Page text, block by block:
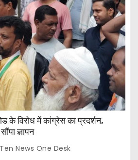
के विरोध में कांग्रेस का प्रदर्शन,
ज्ञापन
Ten News One Desk